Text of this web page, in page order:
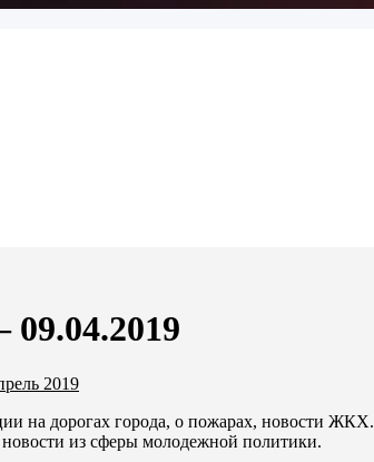
2019
на дорогах города, о пожарах, новости ЖКХ.
из сферы молодежной политики.